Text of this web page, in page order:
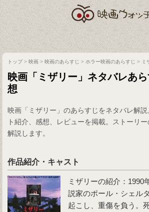
トップ>映画 >映画のあらすじ > ホラー映画のあらすじ > ミ
映画「ミザリー」ネタバレあ
想
映画「ミザリー」のあらすじをネタバレ解
ト紹介、感想、レビューを掲載。ストーリ
解説します。
作品紹介・キャスト
ミザリーの紹介：1990
説家のポール・シェル
起こし、重傷を負う。